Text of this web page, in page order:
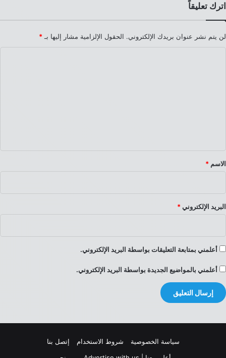
اترك تعليقاً
لن يتم نشر عنوان بريدك الإلكتروني. الحقول الإلزامية مشار إليها بـ *
*
الاسم *
البريد الإلكتروني *
أعلمني بمتابعة التعليقات بواسطة البريد الإلكتروني.
أعلمني بالمواضيع الجديدة بواسطة البريد الإلكتروني.
سياسة الخصوصية شروط الاستخدام
إتصل بنا